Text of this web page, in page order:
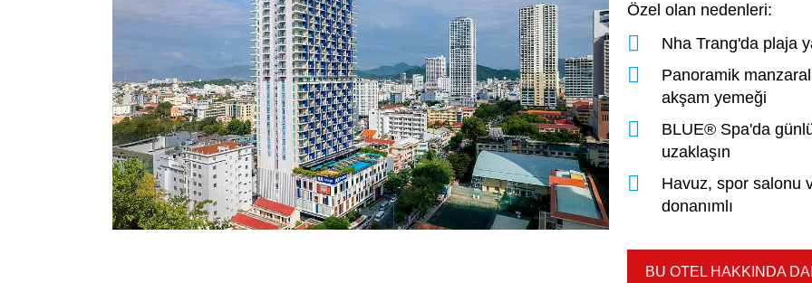
Özel olan nedenleri:
Nha Trang'da plaja
Panoramik
akşam yemeği
BLUE® Spa'da
uzaklaşın
Havuz, spor salonu
donanımlı
BU OTEL HAKKINDA